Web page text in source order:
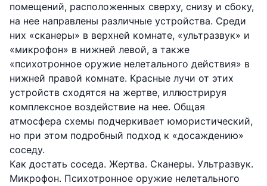
помещений, расположенных сверху, снизу и сбоку,
на нее направлены различные устройства. Среди
них «сканеры» в верхней комнате, «ультразвук» и
«микрофон» в нижней левой, а также
«психотронное оружие нелетального действия» в
нижней правой комнате. Красные лучи от этих
устройств сходятся на жертве, иллюстрируя
комплексное воздействие на нее. Общая
атмосфера схемы подчеркивает юмористический,
но при этом подробный подход к «досаждению»
соседу.
Как достать соседа. Жертва. Сканеры. Ультразвук.
Микрофон. Психотронное оружие нелетального